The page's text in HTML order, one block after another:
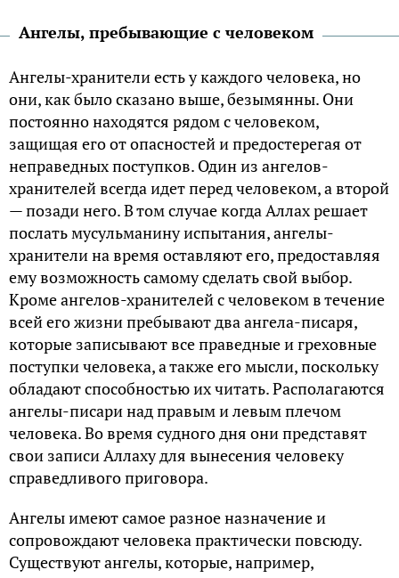
Ангелы, пребывающие с человеком
Ангелы-хранители есть у каждого человека, но
они, как было сказано выше, безымянны. Они
постоянно находятся рядом с человеком,
защищая его от опасностей и предостерегая от
неправедных поступков. Один из ангелов-
хранителей всегда идет перед человеком, а второй
— позади него. В том случае когда Аллах решает
послать мусульманину испытания, ангелы-
хранители на время оставляют его, предоставляя
ему возможность самому сделать свой выбор.
Кроме ангелов-хранителей с человеком в течение
всей его жизни пребывают два ангела-писаря,
которые записывают все праведные и греховные
поступки человека, а также его мысли, поскольку
обладают способностью их читать. Располагаются
ангелы-писари над правым и левым плечом
человека. Во время судного дня они представят
свои записи Аллаху для вынесения человеку
справедливого приговора.
Ангелы имеют самое разное назначение и
сопровождают человека практически повсюду.
Существуют ангелы, которые, например,